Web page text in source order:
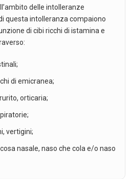
delle intolleranze
questa intolleranza compaiono
di cibi ricchi di istamina e
di emicranea;
orticaria;
vertigini;
nasale, naso che cola e/o naso